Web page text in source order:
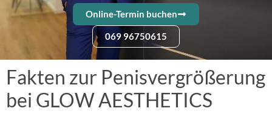
Online-Termin buchen
069 96750615
Fakten zur Penisvergrößerung
bei GLOW AESTHETICS